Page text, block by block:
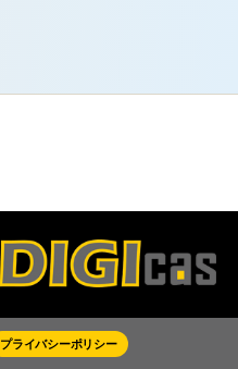
プライバシーポリシー